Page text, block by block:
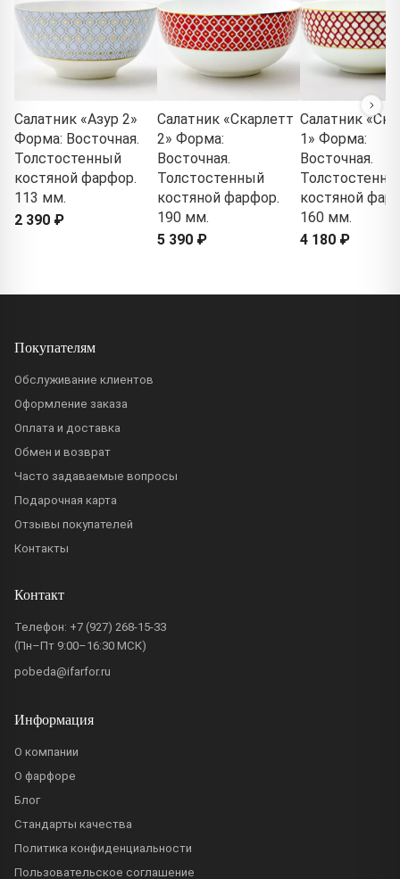
Салатник «Азур 2»
Форма: Восточная.
Толстостенный
костяной фарфор.
113 мм.
2 390 ₽
Салатник «Скарлетт
2» Форма:
Восточная.
Толстостенный
костяной фарфор.
190 мм.
5 390 ₽
Салатник
1» Форма:
Восточная.
костяной
160 мм.
4 180 ₽
Покупателям
Обслуживание клиентов
Оформление заказа
Оплата и доставка
Обмен и возврат
Часто задаваемые вопросы
Подарочная карта
Отзывы покупателей
Контакты
Контакт
Телефон: +7 (927) 268-15-33
(Пн–Пт 9:00–16:30 МСК)
pobeda@ifarfor.ru
Информация
О компании
О фарфоре
Блог
Стандарты качества
Политика конфиденциальности
Пользовательское соглашение